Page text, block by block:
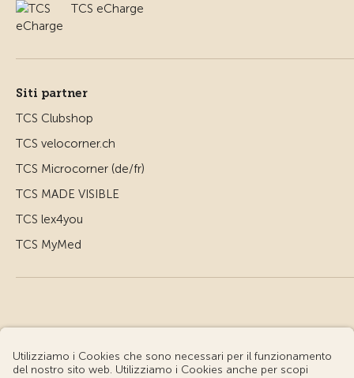
TCS eCharge
Siti partner
TCS Clubshop
TCS velocorner.ch
TCS Microcorner (de/fr)
TCS MADE VISIBLE
TCS lex4you
TCS MyMed